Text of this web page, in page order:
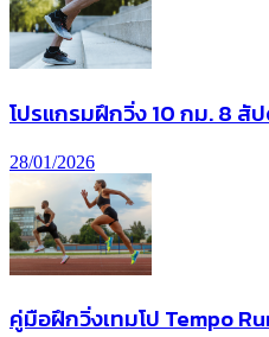
โปรแกรมฝึกวิ่ง 10 กม. 8 สั
28/01/2026
คู่มือฝึกวิ่งเทมโป Tempo